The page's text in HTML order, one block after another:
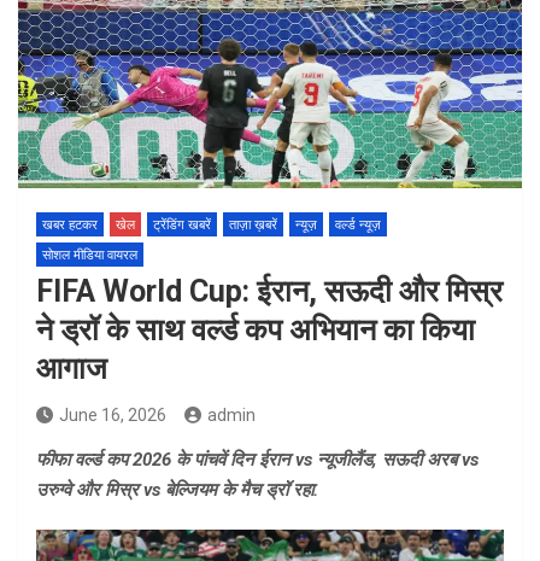
खबर हटकर खेल ट्रेंडिंग खबरें ताज़ा ख़बरें न्यूज़
वर्ल्ड न्यूज़
सोशल मीडिया वायरल
FIFA World Cup: ईरान, सऊदी और मिस्र
ने ड्रॉ के साथ वर्ल्ड कप अभियान का किया
आगाज
June 16, 2026 admin
फीफा वर्ल्ड कप 2026 के पांचवें दिन ईरान vs न्यूजीलैंड, सऊदी अरब vs
उरुग्वे और मिस्र vs बेल्जियम के मैच ड्रॉ रहा.